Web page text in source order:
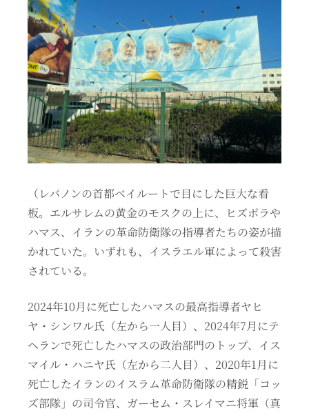
（レバノンの首都ベイルートで目にした巨大な看
板。エルサレムの黄金のモスクの上に、ヒズボラや
ハマス、イランの革命防衛隊の指導者たちの姿が描
かれていた。いずれも、イスラエル軍によって殺害
されている。
2024年10月に死亡したハマスの最高指導者ヤヒ
ヤ・シンワル氏（左から一人目）、2024年7月にテ
ヘランで死亡したハマスの政治部門のトップ、イス
マイル・ハニヤ氏（左から二人目）、2020年1月に
死亡したイランのイスラム革命防衛隊の精鋭「コッ
ズ部隊」の司令官、ガーセム・スレイマニ将軍（真